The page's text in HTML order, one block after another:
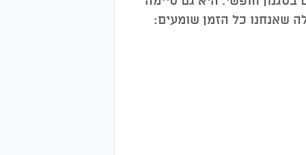
פדריקה פלגריני ב200 מטר חופשי. שאלה שאנחנו כל הזמן שומעים: